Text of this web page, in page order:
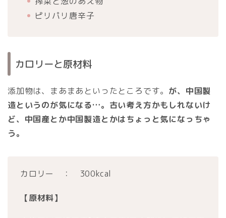
ピリパリ唐辛子
カロリーと原材料
添加物は、まあまあといったところです。 が、中国製
造というのが気になる…。古い考え方かもしれないけ
ど、中国産とか中国製造とかはちょっと気になっちゃ
う。
カロリー ： 300kcal
【原材料】